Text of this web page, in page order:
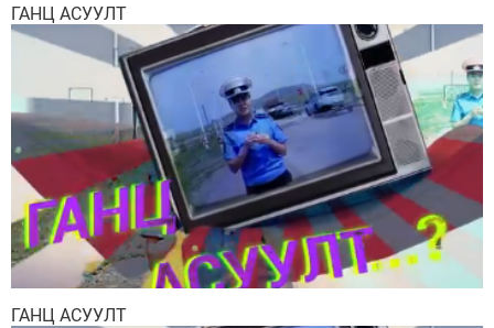
ГАНЦ АСУУЛТ
ГАНЦ АСУУЛТ